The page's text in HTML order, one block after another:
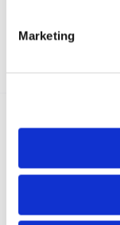
Marketing
Recent
Diritto civile,